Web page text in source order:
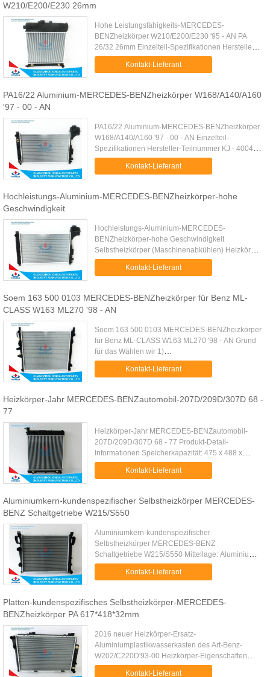
W210/E200/E230 26mm
Hohe Leistungsfähigkeits-MERCEDES-
BENZheizkörper W210/E200/E230 '95 - AN PA
26/32 26mm Einzelteil-Spezifikationen Hersteller-
Teilnummer KJ - 40042 - PA26/32 Soem 202 500
2603/5803/5903/6103 Auto-Art Benz-Heizk...
Kontakt-Lieferant
PA16/22 Aluminium-MERCEDES-BENZheizkörper W168/A140/A160
'97 - 00 - AN
PA16/22 Aluminium-MERCEDES-BENZheizkörper
W168/A140/A160 '97 - 00 - AN Einzelteil-
Spezifikationen Hersteller-Teilnummer KJ - 40047 -
PA16/22 Soem 168 500 0302/0602 Auto-Art Benz-
Heizkörper Mittellage Aluminium ...
Kontakt-Lieferant
Hochleistungs-Aluminium-MERCEDES-BENZheizkörper-hohe
Geschwindigkeit
Hochleistungs-Aluminium-MERCEDES-
BENZheizkörper-hohe Geschwindigkeit
Selbstheizkörper (Maschinenabkühlen) Heizkörper
sind die Wärmetauscher, die für das Abkühlen von
Verbrennungsmotoren, hauptsächlich in den ...
Kontakt-Lieferant
Soem 163 500 0103 MERCEDES-BENZheizkörper für Benz ML-
CLASS W163 ML270 '98 - AN
Soem 163 500 0103 MERCEDES-BENZheizkörper
für Benz ML-CLASS W163 ML270 '98 - AN Grund
für das Wählen wir 1)
Hochgeschwindigkeitsproduktion: Über 2000pcs
pro Tag, können wir hoch- Leistungsfähigkeits-
Kontakt-Lieferant
Heizkörper-Jahr MERCEDES-BENZautomobil-207D/209D/307D 68 -
77
Heizkörper-Jahr MERCEDES-BENZautomobil-
207D/209D/307D 68 - 77 Produkt-Detail-
Informationen Speicherkapazität: 475 x 488 x
32mm Material Aluminiumkernplastikbehälter
Soem: 601 500 5503/8203 Fahrzeug-Jahr 1968 -
Kontakt-Lieferant
Aluminiumkern-kundenspezifischer Selbstheizkörper MERCEDES-
BENZ Schaltgetriebe W215/S550
Aluminiumkern-kundenspezifischer
Selbstheizkörper MERCEDES-BENZ
Schaltgetriebe W215/S550 Mittellage: Aluminium
Hersteller-Teilnummer: KJ - 44097
Speicherkapazität: PA 641 x 468 x 32mm Behälter-
Kontakt-Lieferant
Platten-kundenspezifisches Selbstheizkörper-MERCEDES-
BENZheizkörper PA 617*418*32mm
2016 neuer Heizkörper-Ersatz-
Aluminiumplastikwasserkasten des Art-Benz-
W202/C220D'93-00 Heizkörper-Eigenschaften
Fertigungs-Teilnummer KJ-40029 Cartype Benz
Kontakt-Lieferant